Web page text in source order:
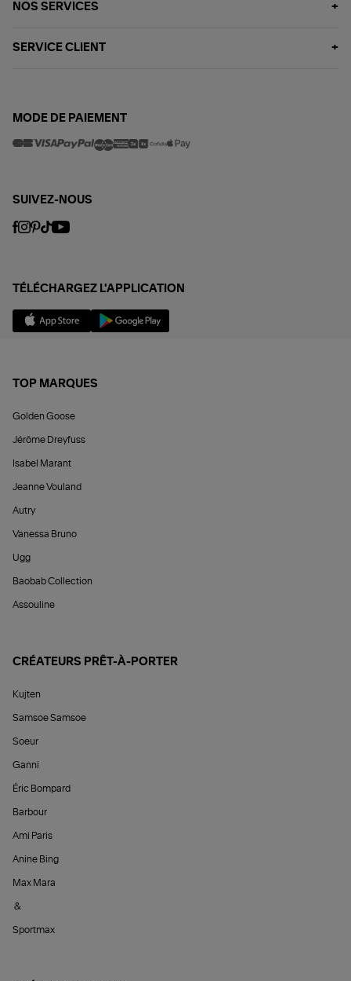
NOS SERVICES
SERVICE CLIENT
MODE DE PAIEMENT
SUIVEZ-NOUS
TÉLÉCHARGEZ L'APPLICATION
TOP MARQUES
Golden Goose
Jérôme Dreyfuss
Isabel Marant
Jeanne Vouland
Autry
Vanessa Bruno
Ugg
Baobab Collection
Assouline
CRÉATEURS PRÊT-À-PORTER
Kujten
Samsoe Samsoe
Soeur
Ganni
Éric Bompard
Barbour
Ami Paris
Anine Bing
Max Mara
&
Sportmax